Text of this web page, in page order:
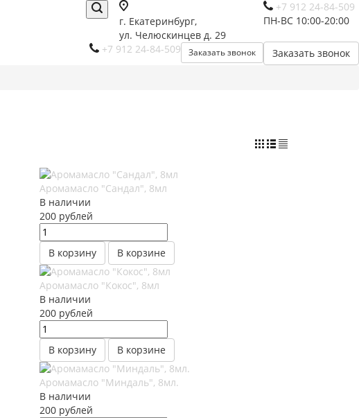
+7 912 24-84-509
ПН-ВС 10:00-20:00
Заказать звонок
г. Екатеринбург,
ул. Челюскинцев д. 29
Заказать звонок
+7 912 24-84-509
Аромамасло "Сандал", 8мл
В наличии
200 рублей
В корзину В корзине
Аромамасло "Кокос", 8мл
В наличии
200 рублей
В корзину В корзине
Аромамасло "Миндаль", 8мл.
В наличии
200 рублей